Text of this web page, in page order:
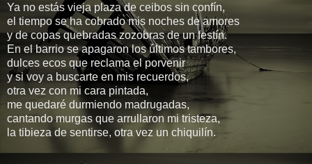
Ya no estás vieja plaza de ceibos sin confín,
el tiempo se ha cobrado mis noches de amores
y de copas quebradas zozobras de un festín.
En el barrio se apagaron los últimos tambores,
dulces ecos que reclama el porvenir
y si voy a buscarte en mis recuerdos,
otra vez con mi cara pintada,
me quedaré durmiendo madrugadas,
cantando murgas que arrullaron mi tristeza,
la tibieza de sentirse, otra vez un chiquilín.